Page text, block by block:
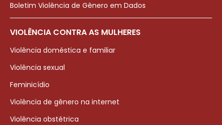
Boletim Violência de Gênero em Dados
VIOLÊNCIA CONTRA AS MULHERES
Violência doméstica e familiar
Violência sexual
Feminicídio
Violência de gênero na internet
Violência obstétrica